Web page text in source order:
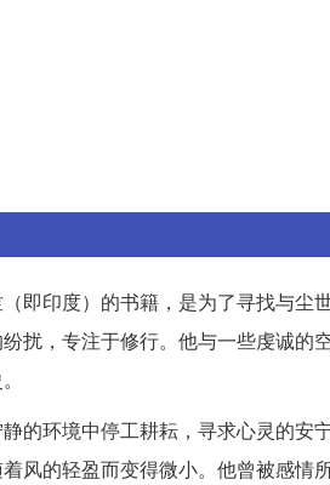
即印度）的书籍，是为了寻找与尘
扰，专注于修行。他与一些虔诚的
的环境中停工耕耘，寻求心灵的安
风的轻盈而变得微小。他曾被感情